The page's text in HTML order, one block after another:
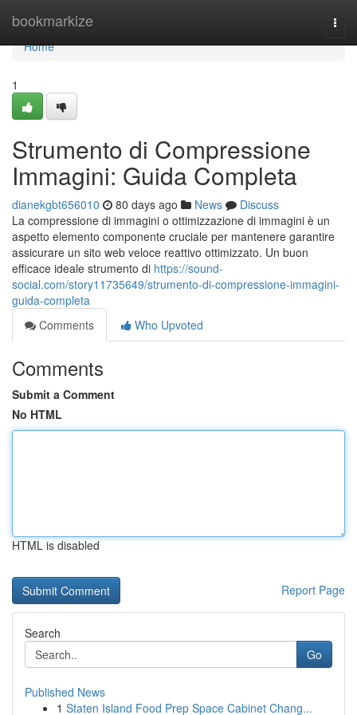
bookmarkize
Home
Home
1
Strumento di Compressione
Immagini: Guida Completa
dianekgbt656010 80 days ago News
Discuss
La compressione di immagini o ottimizzazione di immagini è un
aspetto elemento componente cruciale per mantenere garantire
assicurare un sito web veloce reattivo ottimizzato. Un buon
efficace ideale strumento di https://sound-
social.com/story11735649/strumento-di-compressione-immagini-
guida-completa
Comments
Who Upvoted
Comments
Submit a Comment
No HTML
HTML is disabled
Report Page
Search
Go
Published News
1 Staten Island Food Prep Space Cabinet Chang...